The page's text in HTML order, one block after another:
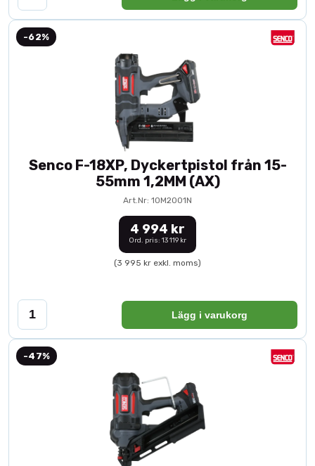
-62%
Senco F-18XP, Dyckertpistol från 15-
55mm 1,2MM (AX)
Art.Nr: 10M2001N
4 994 kr
Ord. pris: 13 119 kr
(3 995 kr exkl. moms)
Lägg i varukorg
-47%